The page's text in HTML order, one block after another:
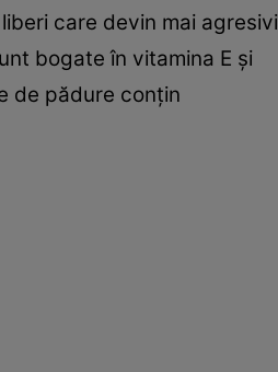
care devin mai agresivi
bogate în vitamina E şi
de pădure conţin